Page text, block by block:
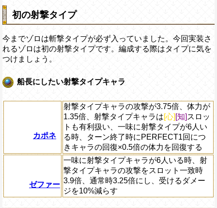
初の射撃タイプ
今までゾロは斬撃タイプが必ず入っていました。今回実装さ
れるゾロは初の射撃タイプです。編成する際はタイプに気を
つけましょう。
船長にしたい射撃タイプキャラ
カポネ
射撃タイプキャラの攻撃が3.75倍、体力が
1.35倍、射撃タイプキャラは[心] [知] スロッ
トも有利扱い、一味に射撃タイプが6人い
る時、ターン終了時にPERFECT1回につ
きキャラの回復×0.5倍の体力を回復する
ゼファー
一味に射撃タイプキャラが6人いる時、射
撃タイプキャラの攻撃をスロット一致時
3.9倍、通常時3.25倍にし、受けるダメー
ジを10%減らす